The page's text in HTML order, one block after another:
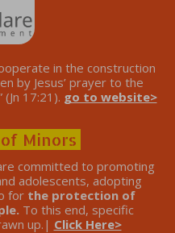
in the construction
by Jesus’ prayer to the
17:21). go to website>
Minors
committed to promoting
adolescents, adopting
for the protection of
To this end, specific
up.| Click Here>